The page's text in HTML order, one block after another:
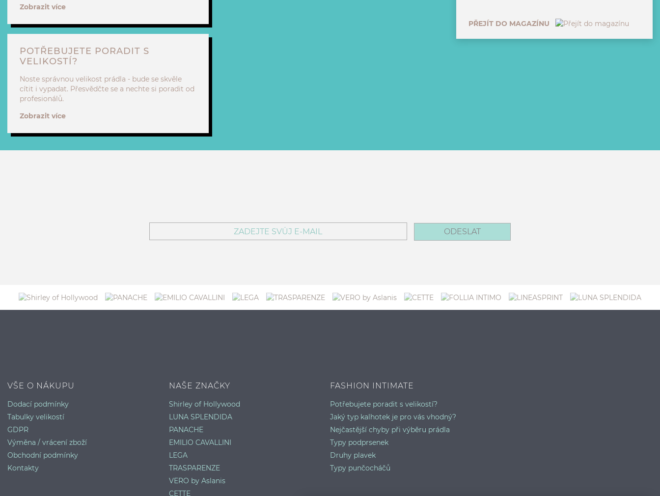
Zobrazit více
POTŘEBUJETE PORADIT S
VELIKOSTÍ?
Noste správnou velikost prádla - bude se skvěle
cítit i vypadat. Přesvědčte se a nechte si poradit od
profesionálů.
Zobrazit více
PŘEJÍT DO MAGAZÍNU
ODESLAT
VŠE O NÁKUPU
Dodací podmínky
Tabulky velikostí
GDPR
Výměna / vrácení zboží
Obchodní podmínky
Kontakty
NAŠE ZNAČKY
Shirley of Hollywood
LUNA SPLENDIDA
PANACHE
EMILIO CAVALLINI
LEGA
TRASPARENZE
VERO by Aslanis
CETTE
FASHION INTIMATE
Potřebujete poradit s velikostí?
Jaký typ kalhotek je pro vás vhodný?
Nejčastější chyby při výběru prádla
Typy podprsenek
Druhy plavek
Typy punčocháčů